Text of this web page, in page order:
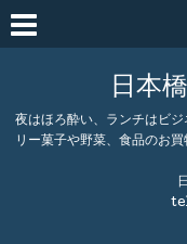
日本
夜はほろ酔い、ランチはビ
リー菓子や野菜、食品のお